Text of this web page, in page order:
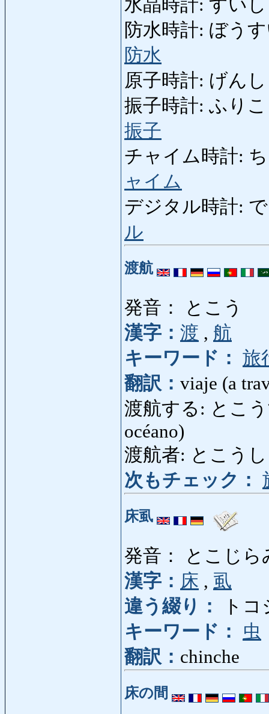
水晶時計: すい
防水時計: ぼうす
防水
原子時計: げん
振子時計: ふりこ
振子
チャイム時計:
ャイム
デジタル時計:
ル
渡航
発音： とこう
漢字： 渡 , 航
キーワード： 旅
翻訳： viaje (a
渡航する: とこう
océano)
渡航者: とこう
次もチェック：
床虱
発音： とこじら
漢字： 床 , 虱
違う綴り：
ト
キーワード：
虫
翻訳： chinche
床の間